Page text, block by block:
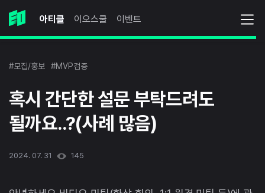
아티클 이오스쿨 이벤트
#모집/홍보 #MVP검증
혹시 간단한 설문 부탁드려도
될까요..?(사례 많음)
2024. 07. 31 145